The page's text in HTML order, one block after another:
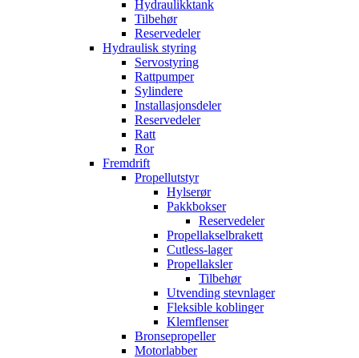
Hydraulikktank
Tilbehør
Reservedeler
Hydraulisk styring
Servostyring
Rattpumper
Sylindere
Installasjonsdeler
Reservedeler
Ratt
Ror
Fremdrift
Propellutstyr
Hylserør
Pakkbokser
Reservedeler
Propellakselbrakett
Cutless-lager
Propellaksler
Tilbehør
Utvending stevnlager
Fleksible koblinger
Klemflenser
Bronsepropeller
Motorlabber